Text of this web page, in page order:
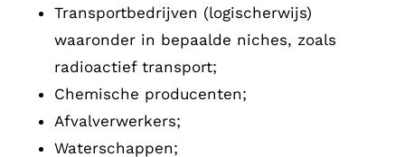
Transportbedrijven (logischerwijs)
waaronder in bepaalde niches, zoals
radioactief transport;
Chemische producenten;
Afvalverwerkers;
Waterschappen;